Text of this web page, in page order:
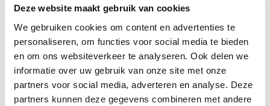
Deze website maakt gebruik van cookies
We gebruiken cookies om content en advertenties te
personaliseren, om functies voor social media te bieden
en om ons websiteverkeer te analyseren. Ook delen we
informatie over uw gebruik van onze site met onze
partners voor social media, adverteren en analyse. Deze
partners kunnen deze gegevens combineren met andere
Violet